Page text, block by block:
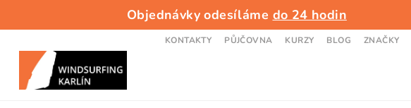
Objednávky odesíláme do 24 hodin
KONTAKTY PŮJČOVNA KURZY BLOG ZNAČKY